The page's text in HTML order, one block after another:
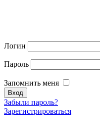
Логин
Пароль
Запомнить меня
Забыли пароль?
Зарегистрироваться